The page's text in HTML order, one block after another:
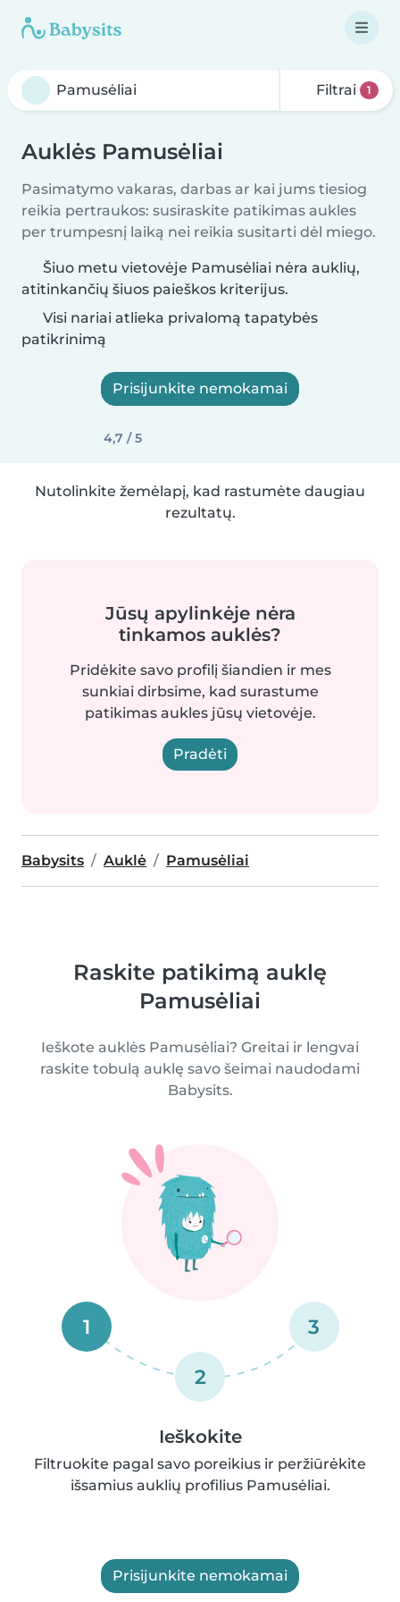
Filtrai 1
Auklės Pamusėliai
Pasimatymo vakaras, darbas ar kai jums tiesiog
reikia pertraukos: susiraskite patikimas aukles
per trumpesnį laiką nei reikia susitarti dėl miego.
Šiuo metu vietovėje Pamusėliai nėra auklių,
atitinkančių šiuos paieškos kriterijus.
Visi nariai atlieka privalomą tapatybės
patikrinimą
Prisijunkite nemokamai
4,7 / 5
Nutolinkite žemėlapį, kad rastumėte daugiau
rezultatų.
Jūsų apylinkėje nėra
tinkamos auklės?
Pridėkite savo profilį šiandien ir mes
sunkiai dirbsime, kad surastume
patikimas aukles jūsų vietovėje.
Pradėti
Babysits Auklė Pamusėliai
Raskite patikimą auklę
Pamusėliai
Ieškote auklės Pamusėliai? Greitai ir lengvai
raskite tobulą auklę savo šeimai naudodami
Babysits.
1
2
3
Ieškokite
Filtruokite pagal savo poreikius ir peržiūrėkite
išsamius auklių profilius Pamusėliai.
Prisijunkite nemokamai